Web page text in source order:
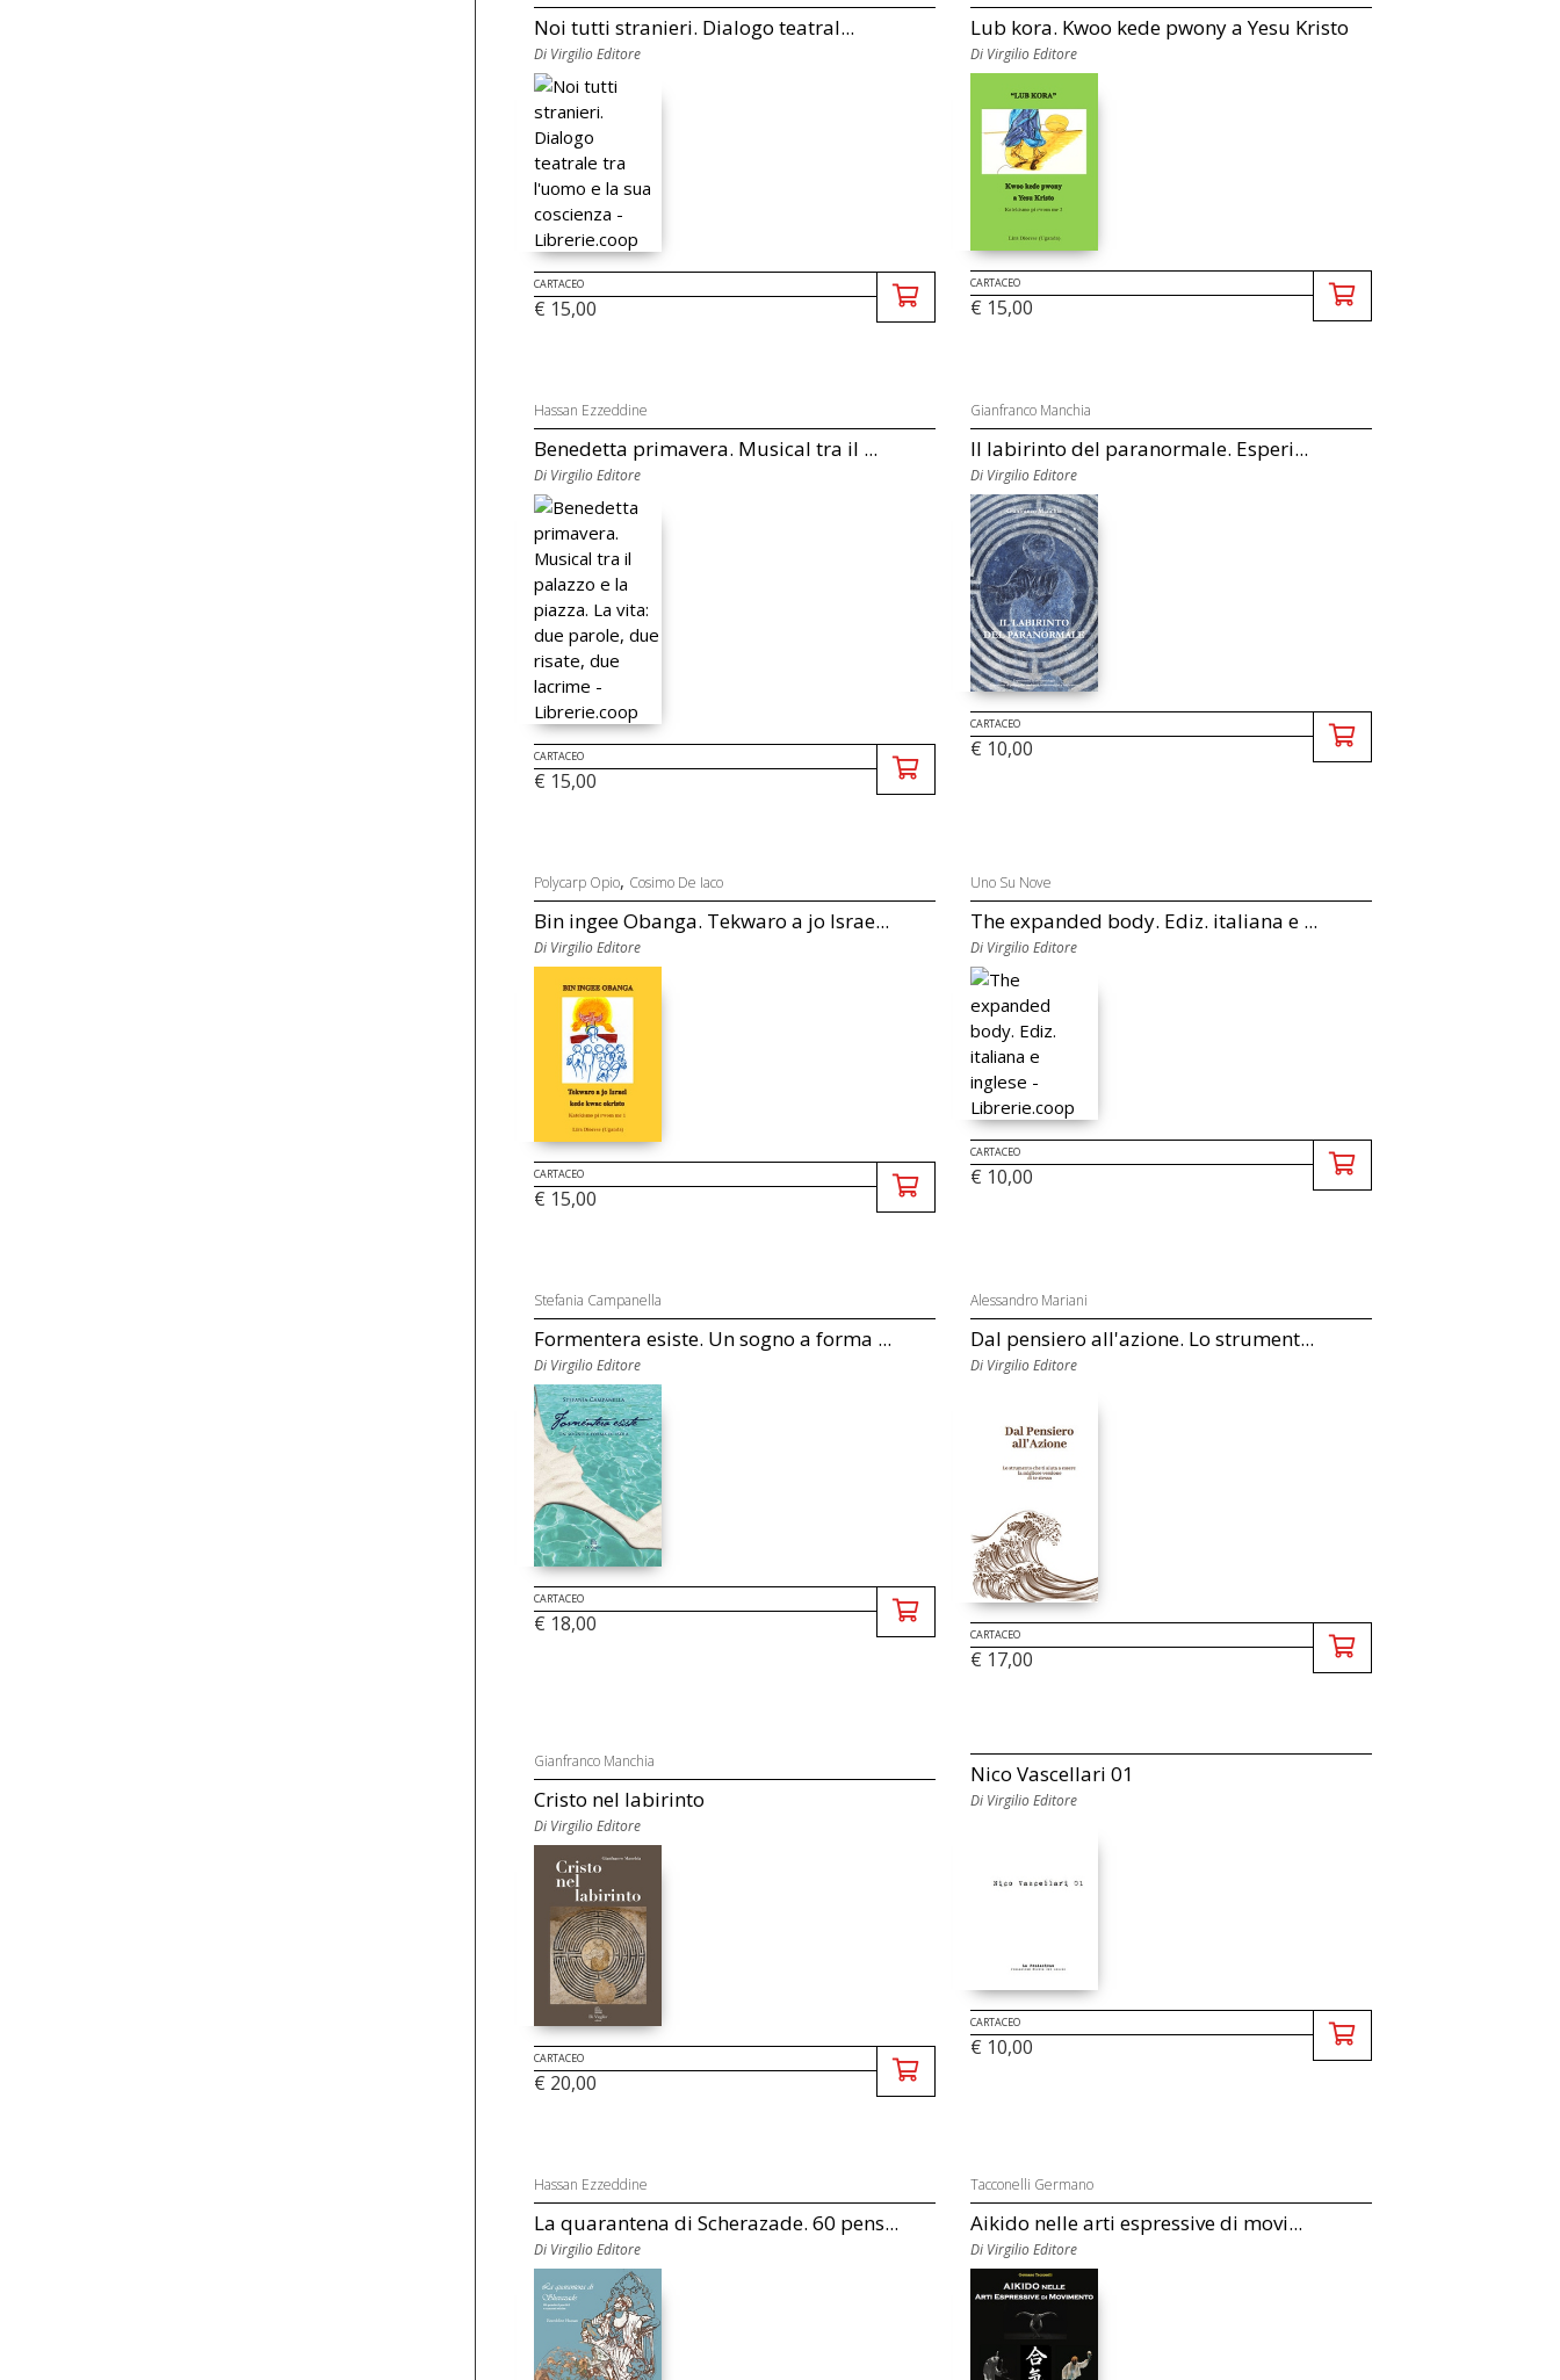
Noi tutti stranieri. Dialogo teatral...
Di Virgilio Editore
CARTACEO
€ 15,00
Lub kora. Kwoo kede pwony a Yesu Kristo
Di Virgilio Editore
CARTACEO
€ 15,00
Hassan Ezzeddine
Benedetta primavera. Musical tra il ...
Di Virgilio Editore
CARTACEO
€ 15,00
Gianfranco Manchia
Il labirinto del paranormale. Esperi...
Di Virgilio Editore
CARTACEO
€ 10,00
Polycarp Opio, Cosimo De Iaco
Bin ingee Obanga. Tekwaro a jo Israe...
Di Virgilio Editore
CARTACEO
€ 15,00
Uno Su Nove
The expanded body. Ediz. italiana e ...
Di Virgilio Editore
CARTACEO
€ 10,00
Stefania Campanella
Formentera esiste. Un sogno a forma ...
Di Virgilio Editore
CARTACEO
€ 18,00
Alessandro Mariani
Dal pensiero all'azione. Lo strument...
Di Virgilio Editore
CARTACEO
€ 17,00
Gianfranco Manchia
Cristo nel labirinto
Di Virgilio Editore
CARTACEO
€ 20,00
Nico Vascellari 01
Di Virgilio Editore
CARTACEO
€ 10,00
Hassan Ezzeddine
La quarantena di Scherazade. 60 pens...
Di Virgilio Editore
Tacconelli Germano
Aikido nelle arti espressive di movi...
Di Virgilio Editore